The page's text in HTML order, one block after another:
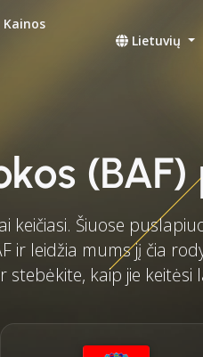
Kainos
Lietuvių
keičiasi. Šiuose
ir leidžia mums jį čia
kaip jie keitėsi